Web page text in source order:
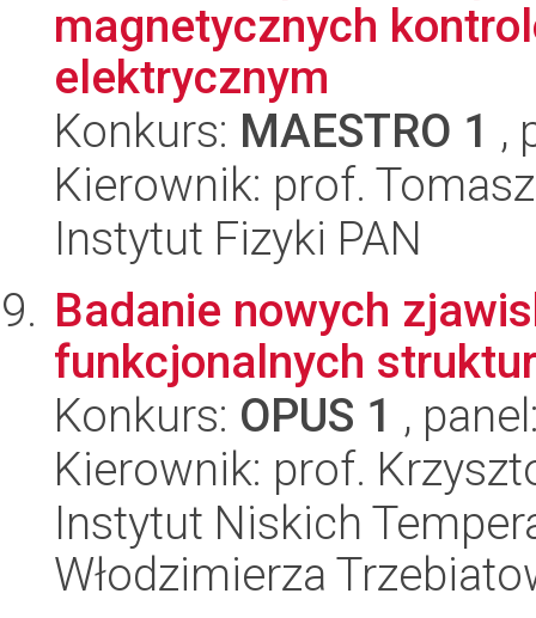
magnetycznych
elektrycznym
Konkurs: MAESTRO 1 ,
Kierownik: prof.
Instytut Fizyki PAN
Badanie nowych
funkcjonalnych
Konkurs: OPUS 1 ,
Kierownik: prof.
Instytut Niskich
Włodzimierza